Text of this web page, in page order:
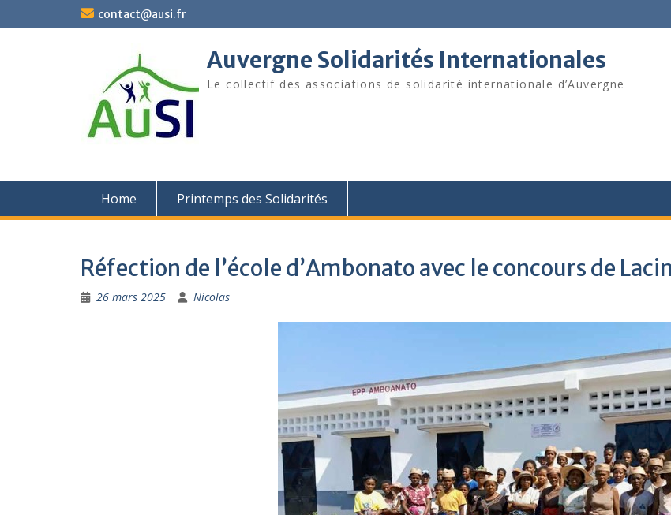
to
contact@ausi.fr
Auvergne Solidarités Internationales
Le collectif des associations de solidarité internationale d’Auvergne
Home Printemps des Solidarités
Réfection de l’école d’Ambonato avec le concours de
26 mars 2025 Nicolas